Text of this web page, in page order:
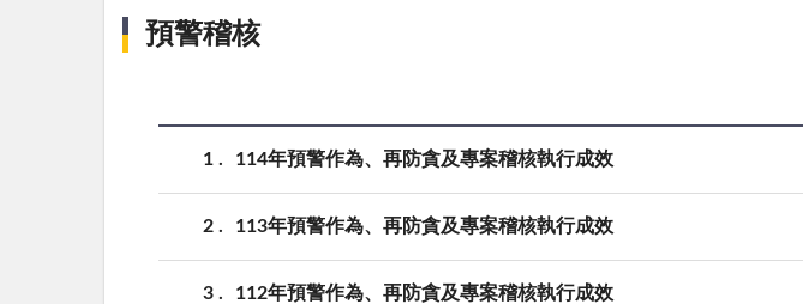
預警稽核
1 114年預警作為、再防貪及專案稽核執行成效
2 113年預警作為、再防貪及專案稽核執行成效
3 112年預警作為、再防貪及專案稽核執行成效